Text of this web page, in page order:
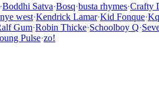
·Boddhi Satva·Bosq·busta rhymes·Crafty
west·Kendrick Lamar·Kid Fonque·
Gum·Robin Thicke·Schoolboy Q·
Pulse·zo!